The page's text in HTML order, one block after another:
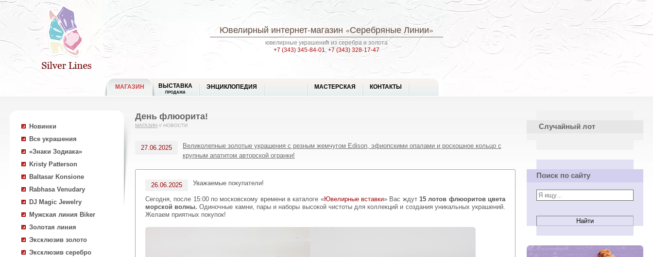
Ювелирный интернет-магазин «Серебряные Линии»
ювелирные украшения из серебра и золота
+7 (343) 345-84-01,+7 (343) 328-17-47
МАГАЗИН ВЫСТАВКА
ПРОДАЖА
ЭНЦИКЛОПЕДИЯ МАСТЕРСКАЯ КОНТАКТЫ
Новинки
Все украшения
«Знаки Зодиака»
Kristy Patterson
Baltasar Konsione
Rabhasa Venudary
DJ Magic Jewelry
Мужская линия Biker
Золотая линия
Эксклюзив золото
Эксклюзив серебро
День флюорита!
МАГАЗИН // НОВОСТИ
27.06.2025
Великолепные золотые украшения с резным жемчугом Edison, эфиопскими опалами и роскошное кольцо с
крупным апатитом авторской огранки!
26.06.2025 Уважаемые покупатели!
Сегодня, после 15:00 по московскому времени в каталоге «Ювелирные вставки» Вас ждут 15 лотов флюоритов цвета
морской волны.Одиночные камни, пары и наборы высокой чистоты для коллекций и создания уникальных украшений.
Желаем приятных покупок!
Случайный лот
Поиск по сайту